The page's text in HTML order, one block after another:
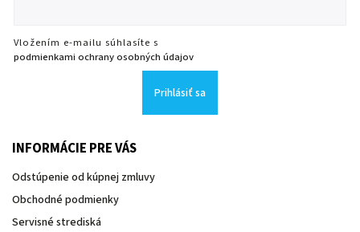
Vložením e-mailu súhlasíte s
podmienkami ochrany osobných údajov
Prihlásiť sa
INFORMÁCIE PRE VÁS
Odstúpenie od kúpnej zmluvy
Obchodné podmienky
Servisné strediská